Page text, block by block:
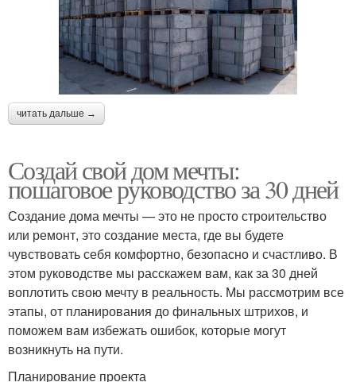
читать дальше →
Создай свой дом мечты:
пошаговое руководство за 30 дней
Создание дома мечты — это не просто строительство
или ремонт, это создание места, где вы будете
чувствовать себя комфортно, безопасно и счастливо. В
этом руководстве мы расскажем вам, как за 30 дней
воплотить свою мечту в реальность. Мы рассмотрим все
этапы, от планирования до финальных штрихов, и
поможем вам избежать ошибок, которые могут
возникнуть на пути.
Планирование проекта